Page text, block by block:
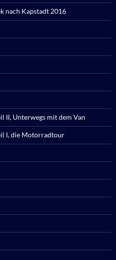
nach Kapstadt 2016
II, Unterwegs mit dem Van
I, die Motorradtour